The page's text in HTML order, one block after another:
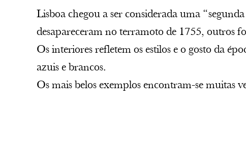
Lisboa chegou a ser considerada uma
desapareceram no terramoto de 1755, outros
Os interiores refletem os estilos e o gosto da
azuis e brancos.
Os mais belos exemplos encontram-se muitas